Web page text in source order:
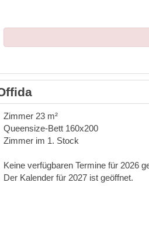
Zimmer 23 m²
Queensize-Bett 160x200
Zimmer im 1. Stock
Keine verfügbaren Termine für 2026
Der Kalender für 2027 ist geöffnet.